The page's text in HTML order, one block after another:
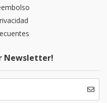
Newsletter!